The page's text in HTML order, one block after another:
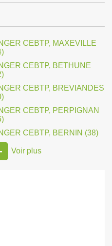
CEBTP, MAXEVILLE
CEBTP, BETHUNE
CEBTP, BREVIANDES
CEBTP, PERPIGNAN
CEBTP, BERNIN (38)
Voir plus